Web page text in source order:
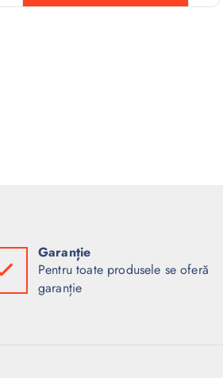
Garanție
Pentru toate produsele se oferă
garanție